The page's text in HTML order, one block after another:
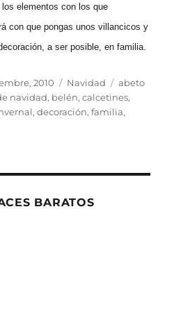
elementos con los que
con que pongas unos villancicos y
a ser posible, en familia.
2010 Categorías
Navidad Etiquetas
abeto
navidad, belén,calcetines,
,decoración,familia,
BARATOS